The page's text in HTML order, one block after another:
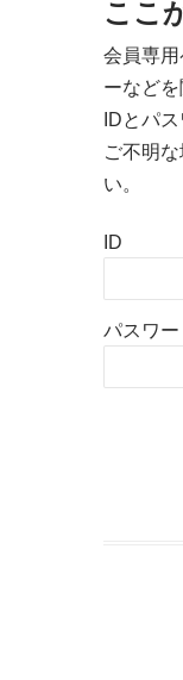
ここ
会員専
ーなどを
IDとパ
ご不明
い。
ID
パスワー